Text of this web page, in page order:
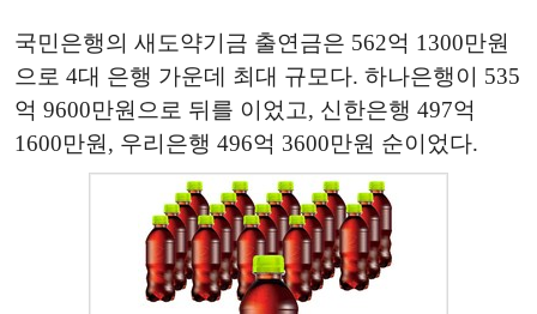
국민은행의 새도약기금 출연금은 562억 1300만원
으로 4대 은행 가운데 최대 규모다. 하나은행이 535
억 9600만원으로 뒤를 이었고, 신한은행 497억
1600만원, 우리은행 496억 3600만원 순이었다.